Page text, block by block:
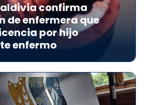
confirma
de enfermera que
por hijo
enfermo